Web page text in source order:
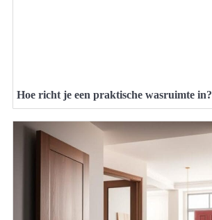
Hoe richt je een praktische wasruimte in?